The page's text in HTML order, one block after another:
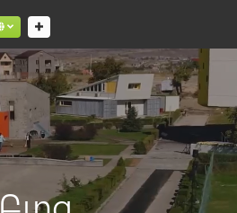
Social links dropdown button